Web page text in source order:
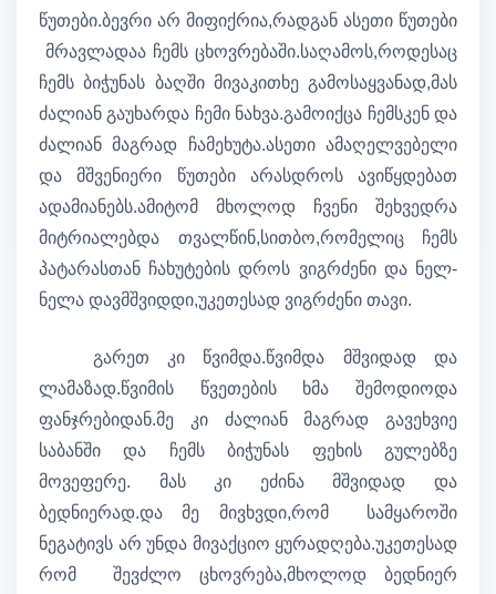
წუთები.ბევრი არ მიფიქრია,რადგან ასეთი წუთები
მრავლადაა ჩემს ცხოვრებაში.საღამოს,როდესაც
ჩემს ბიჭუნას ბაღში მივაკითხე გამოსაყვანად,მას
ძალიან გაუხარდა ჩემი ნახვა.გამოიქცა ჩემსკენ და
ძალიან მაგრად ჩამეხუტა.ასეთი ამაღელვებელი
და მშვენიერი წუთები არასდროს ავიწყდებათ
ადამიანებს.ამიტომ მხოლოდ ჩვენი შეხვედრა
მიტრიალებდა თვალწინ,სითბო,რომელიც ჩემს
პატარასთან ჩახუტების დროს ვიგრძენი და ნელ-
ნელა დავმშვიდდი,უკეთესად ვიგრძენი თავი.
გარეთ კი წვიმდა.წვიმდა მშვიდად და
ლამაზად.წვიმის წვეთების ხმა შემოდიოდა
ფანჯრებიდან.მე კი ძალიან მაგრად გავეხვიე
საბანში და ჩემს ბიჭუნას ფეხის გულებზე
მოვეფერე. მას კი ეძინა მშვიდად და
ბედნიერად.და მე მივხვდი,რომ სამყაროში
ნეგატივს არ უნდა მივაქციო ყურადღება.უკეთესად
რომ შევძლო ცხოვრება,მხოლოდ ბედნიერ